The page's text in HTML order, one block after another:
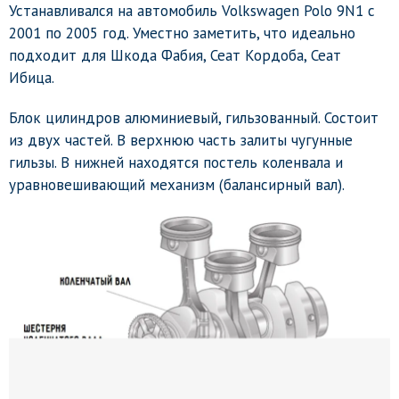
Устанавливался на автомобиль Volkswagen Polo 9N1 c
2001 по 2005 год. Уместно заметить, что идеально
подходит для Шкода Фабия, Сеат Кордоба, Сеат
Ибица.
Блок цилиндров алюминиевый, гильзованный. Состоит
из двух частей. В верхнюю часть залиты чугунные
гильзы. В нижней находятся постель коленвала и
уравновешивающий механизм (балансирный вал).